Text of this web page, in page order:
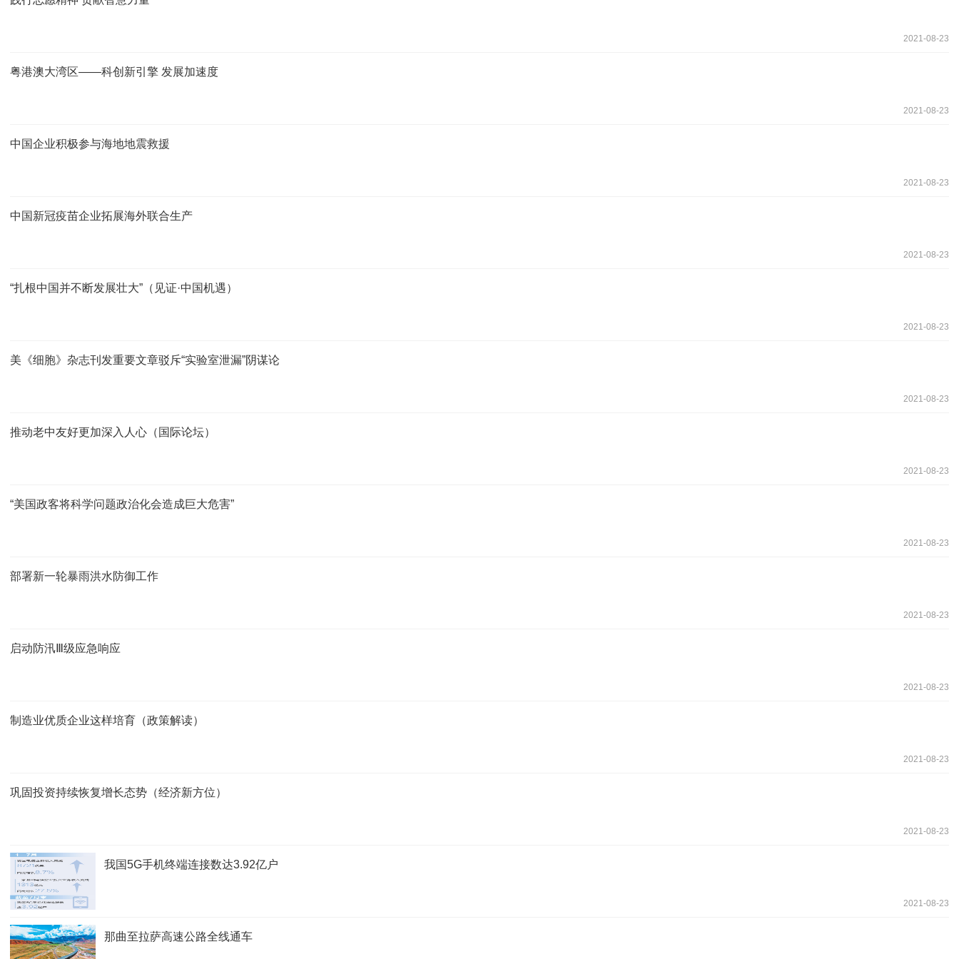
2021-08-23
粤港澳大湾区——科创新引擎 发展加速度
2021-08-23
中国企业积极参与海地地震救援
2021-08-23
中国新冠疫苗企业拓展海外联合生产
2021-08-23
“扎根中国并不断发展壮大”（见证·中国机遇）
2021-08-23
美《细胞》杂志刊发重要文章驳斥“实验室泄漏”阴谋论
2021-08-23
推动老中友好更加深入人心（国际论坛）
2021-08-23
“美国政客将科学问题政治化会造成巨大危害”
2021-08-23
部署新一轮暴雨洪水防御工作
2021-08-23
启动防汛Ⅲ级应急响应
2021-08-23
制造业优质企业这样培育（政策解读）
2021-08-23
巩固投资持续恢复增长态势（经济新方位）
2021-08-23
我国5G手机终端连接数达3.92亿户
2021-08-23
那曲至拉萨高速公路全线通车